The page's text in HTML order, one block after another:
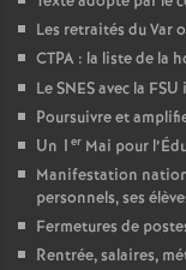
Les retraités du Var
CTPA : la liste de la
Le SNES avec la
Poursuivre et
Un 1 er Mai pour
Manifestation
personnels, ses
Fermetures de
Rentrée, salaires,